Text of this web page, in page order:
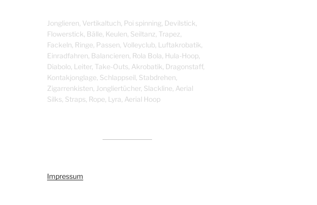
Jonglieren, Vertikaltuch, Poi spinning, Devilstick,
Flowerstick, Bälle, Keulen, Seiltanz, Trapez,
Fackeln, Ringe, Passen, Volleyclub, Luftakrobatik,
Einradfahren, Balancieren, Rola Bola, Hula-Hoop,
Diabolo, Leiter, Take-Outs, Akrobatik, Dragonstaff,
Kontakjonglage, Schlappseil, Stabdrehen,
Zigarrenkisten, Jongliertücher, Slackline, Aerial
Silks, Straps, Rope, Lyra, Aerial Hoop
Impressum